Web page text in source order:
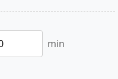
min